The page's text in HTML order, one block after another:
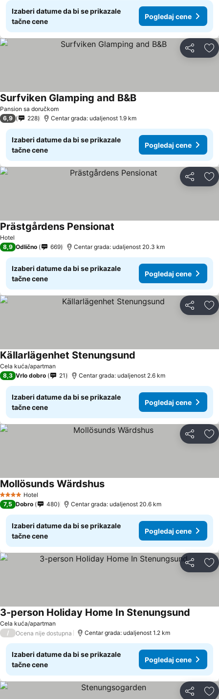
Izaberi datume da bi se prikazale
tačne cene
Pogledaj cene
Deli
Pansion sa doručkom
Surfviken Glamping and B&B
6,9 228 Centar grada: udaljenost 1.9 km
Izaberi datume da bi se prikazale
tačne cene
Pogledaj cene
Deli
Hotel
Prästgårdens Pensionat
8,9 Odlično 669 Centar grada: udaljenost 20.3 km
Izaberi datume da bi se prikazale
tačne cene
Pogledaj cene
Deli
Cela kuća/apartman
Källarlägenhet Stenungsund
8,3 Vrlo dobro 21 Centar grada: udaljenost 2.6 km
Izaberi datume da bi se prikazale
tačne cene
Pogledaj cene
Deli
4 ZvezdiceHotel
Mollösunds Wärdshus
7,5 Dobro 480 Centar grada: udaljenost 20.6 km
Izaberi datume da bi se prikazale
tačne cene
Pogledaj cene
Deli
Cela kuća/apartman
3-person Holiday Home In Stenungsund
/ Ocena nije dostupna Centar grada: udaljenost 1.2 km
Izaberi datume da bi se prikazale
tačne cene
Pogledaj cene
Deli